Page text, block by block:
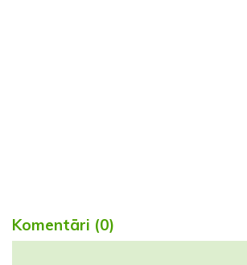
Komentāri (0)